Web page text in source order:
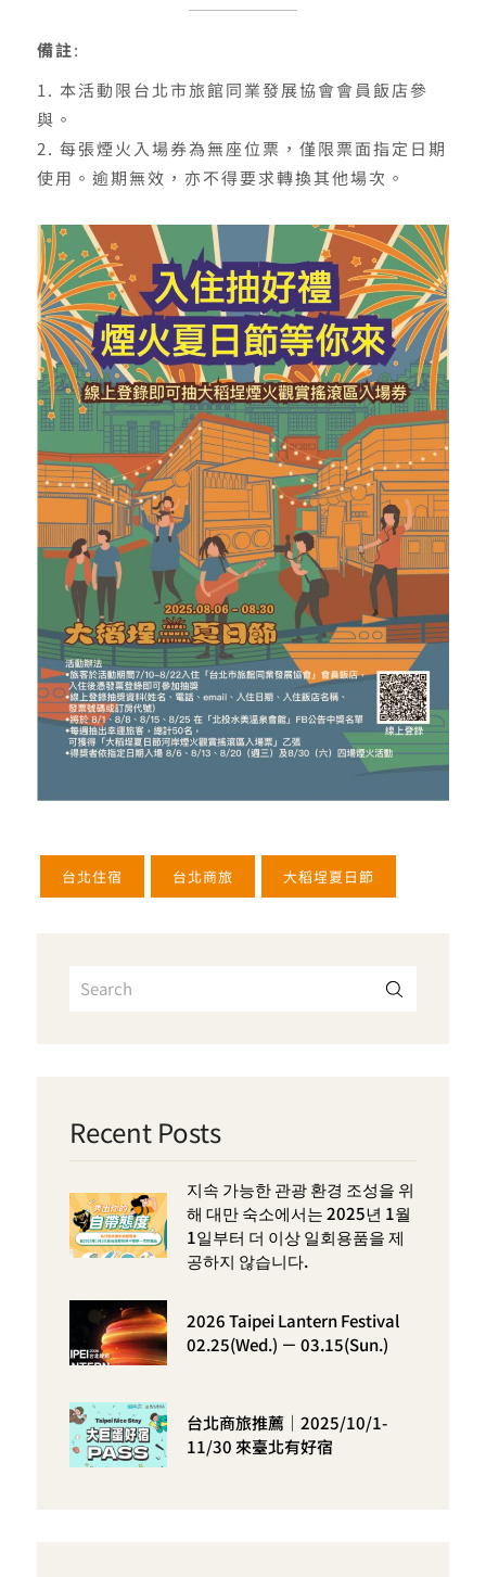
備註:
本活動限台北市旅館同業發展協會會員飯店參
與。
每張煙火入場券為無座位票，僅限票面指定日期
使用。逾期無效，亦不得要求轉換其他場次。
台北住宿 台北商旅 大稻埕夏日節
Recent Posts
지속 가능한 관광 환경 조성을 위
해 대만 숙소에서는 2025년 1월
1일부터 더 이상 일회용품을 제
공하지 않습니다.
2026 Taipei Lantern Festival
02.25(Wed.) － 03.15(Sun.)
台北商旅推薦｜2025/10/1-
11/30 來臺北有好宿